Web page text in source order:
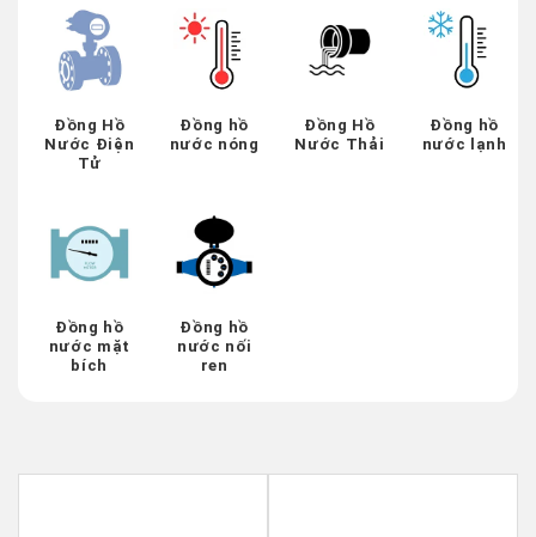
Đồng Hồ
Nước Điện
Tử
Đồng hồ
nước nóng
Đồng Hồ
Nước Thải
Đồng hồ
nước lạnh
Đồng hồ
nước mặt
bích
Đồng hồ
nước nối
ren